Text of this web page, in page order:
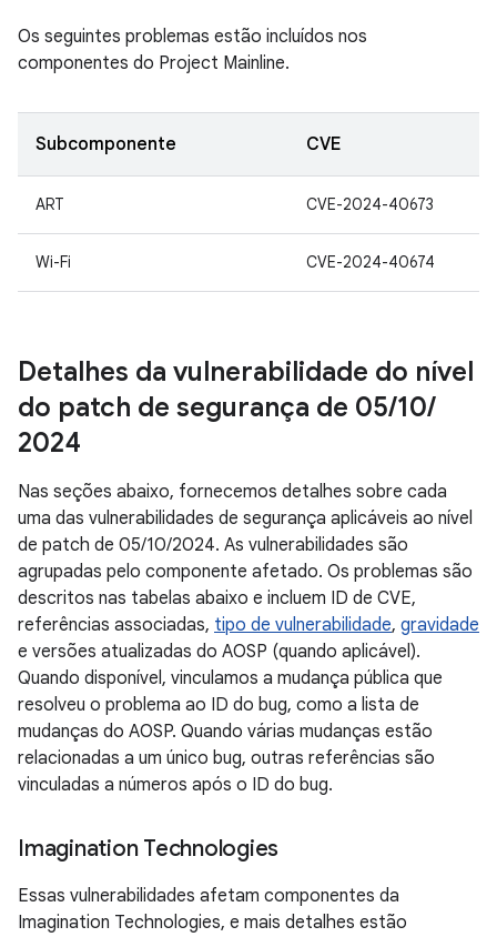
Os seguintes problemas estão incluídos nos
componentes do Project Mainline.
Subcomponente CVE
ART CVE-2024-40673
Wi-Fi CVE-2024-40674
Detalhes da vulnerabilidade do nível
do patch de segurança de 05/10/
2024
Nas seções abaixo, fornecemos detalhes sobre cada
uma das vulnerabilidades de segurança aplicáveis ao nível
de patch de 05/10/2024. As vulnerabilidades são
agrupadas pelo componente afetado. Os problemas são
descritos nas tabelas abaixo e incluem ID de CVE,
referências associadas, tipo de vulnerabilidade, gravidade
e versões atualizadas do AOSP (quando aplicável).
Quando disponível, vinculamos a mudança pública que
resolveu o problema ao ID do bug, como a lista de
mudanças do AOSP. Quando várias mudanças estão
relacionadas a um único bug, outras referências são
vinculadas a números após o ID do bug.
Imagination Technologies
Essas vulnerabilidades afetam componentes da
Imagination Technologies, e mais detalhes estão